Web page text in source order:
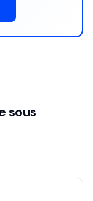
sous